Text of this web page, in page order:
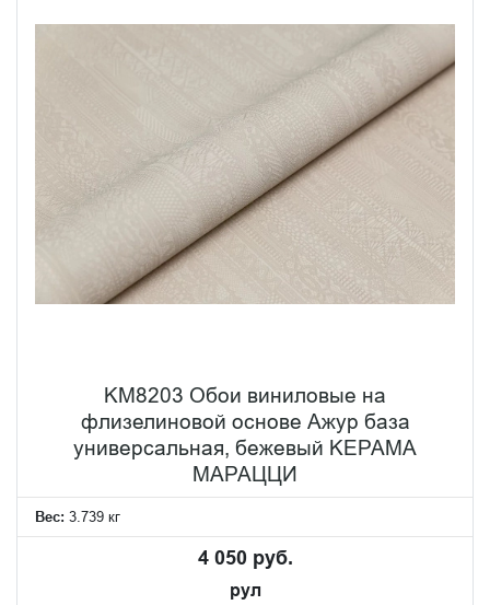
KM8203 Обои виниловые на
флизелиновой основе Ажур база
универсальная, бежевый KЕРАМА
МАРАЦЦИ
Вес: 3.739 кг
4 050 руб.
рул